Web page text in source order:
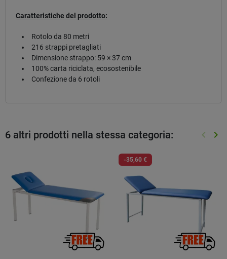
Caratteristiche del prodotto:
Rotolo da 80 metri
216 strappi pretagliati
Dimensione strappo: 59 × 37 cm
100% carta riciclata, ecosostenibile
Confezione da 6 rotoli
6 altri prodotti nella stessa categoria: keyboard_arrow_left keyboard_arrow_right
-35,60 €